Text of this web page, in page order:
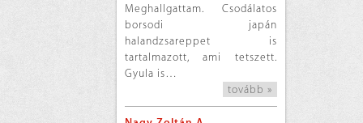
Meghallgattam. Csodálatos
borsodi japán
halandzsareppet is
tartalmazott, ami tetszett.
Gyula is…
tovább »